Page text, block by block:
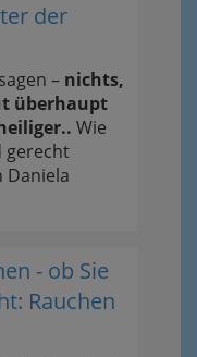
der
– nichts,
überhaupt
Wie
gerecht
Daniela
- ob Sie
Rauchen